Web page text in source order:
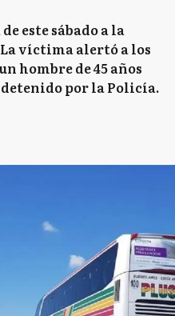
este sábado a la
víctima alertó a los
hombre de 45 años
detenido por la Policía.